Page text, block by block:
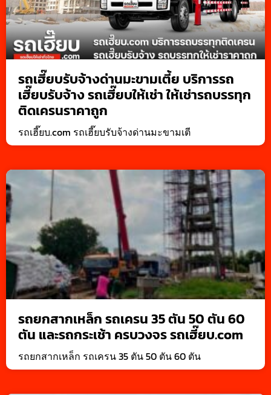
รถเฮี๊ยบรับจ้างด่านมะขามเตี้ย บริการรถ
เฮี๊ยบรับจ้าง รถเฮี๊ยบให้เช่า ให้เช่ารถบรรทุก
ติดเครนราคาถูก
รถเฮี๊ยบ.com รถเฮี๊ยบรับจ้างด่านมะขามเตี
รถยกสากเหล็ก รถเครน 35 ตัน 50 ตัน 60
ตัน และรถกระเช้า ครบวงจร รถเฮี๊ยบ.com
รถยกสากเหล็ก รถเครน 35 ตัน 50 ตัน 60 ตัน